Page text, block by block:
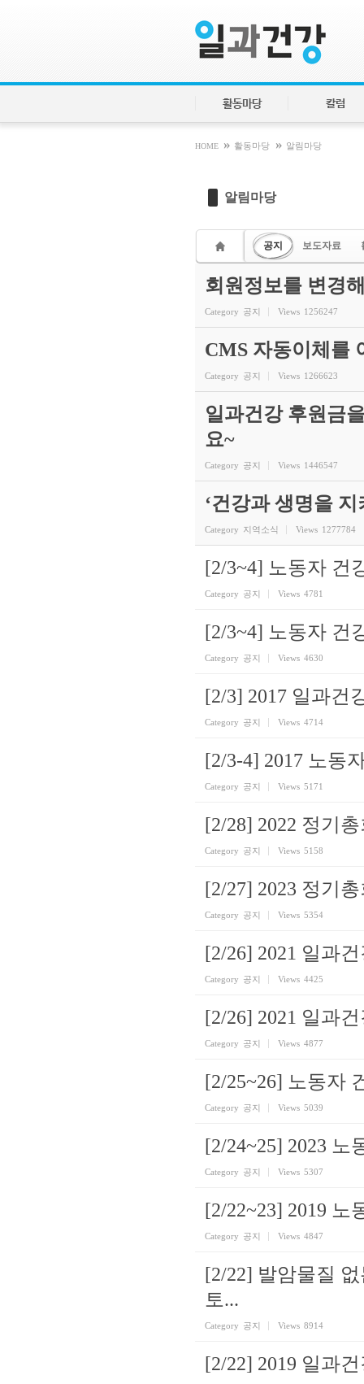
활동마당 칼럼
HOME » 활동마당 » 알림마당
알림마당
공지 보도자료
회원정보를 변경
Category 공지 Views 1256247
CMS 자동이체를
Category 공지 Views 1266623
일과건강 후원금
요~
Category 공지 Views 1446547
‘건강과 생명을
Category 지역소식 Views 1277784
[2/3~4] 노동자 건
Category 공지 Views 4781
[2/3~4] 노동자 건
Category 공지 Views 4630
[2/3] 2017 일과건
Category 공지 Views 4714
[2/3-4] 2017 노동
Category 공지 Views 5171
[2/28] 2022 정기
Category 공지 Views 5158
[2/27] 2023 정기
Category 공지 Views 5354
[2/26] 2021 일과
Category 공지 Views 4425
[2/26] 2021 일과
Category 공지 Views 4877
[2/25~26] 노동자
Category 공지 Views 5039
[2/24~25] 2023 노
Category 공지 Views 5307
[2/22~23] 2019 노
Category 공지 Views 4847
[2/22] 발암물질
토...
Category 공지 Views 8914
[2/22] 2019 일과